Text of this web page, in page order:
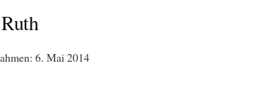
6. Mai 2014